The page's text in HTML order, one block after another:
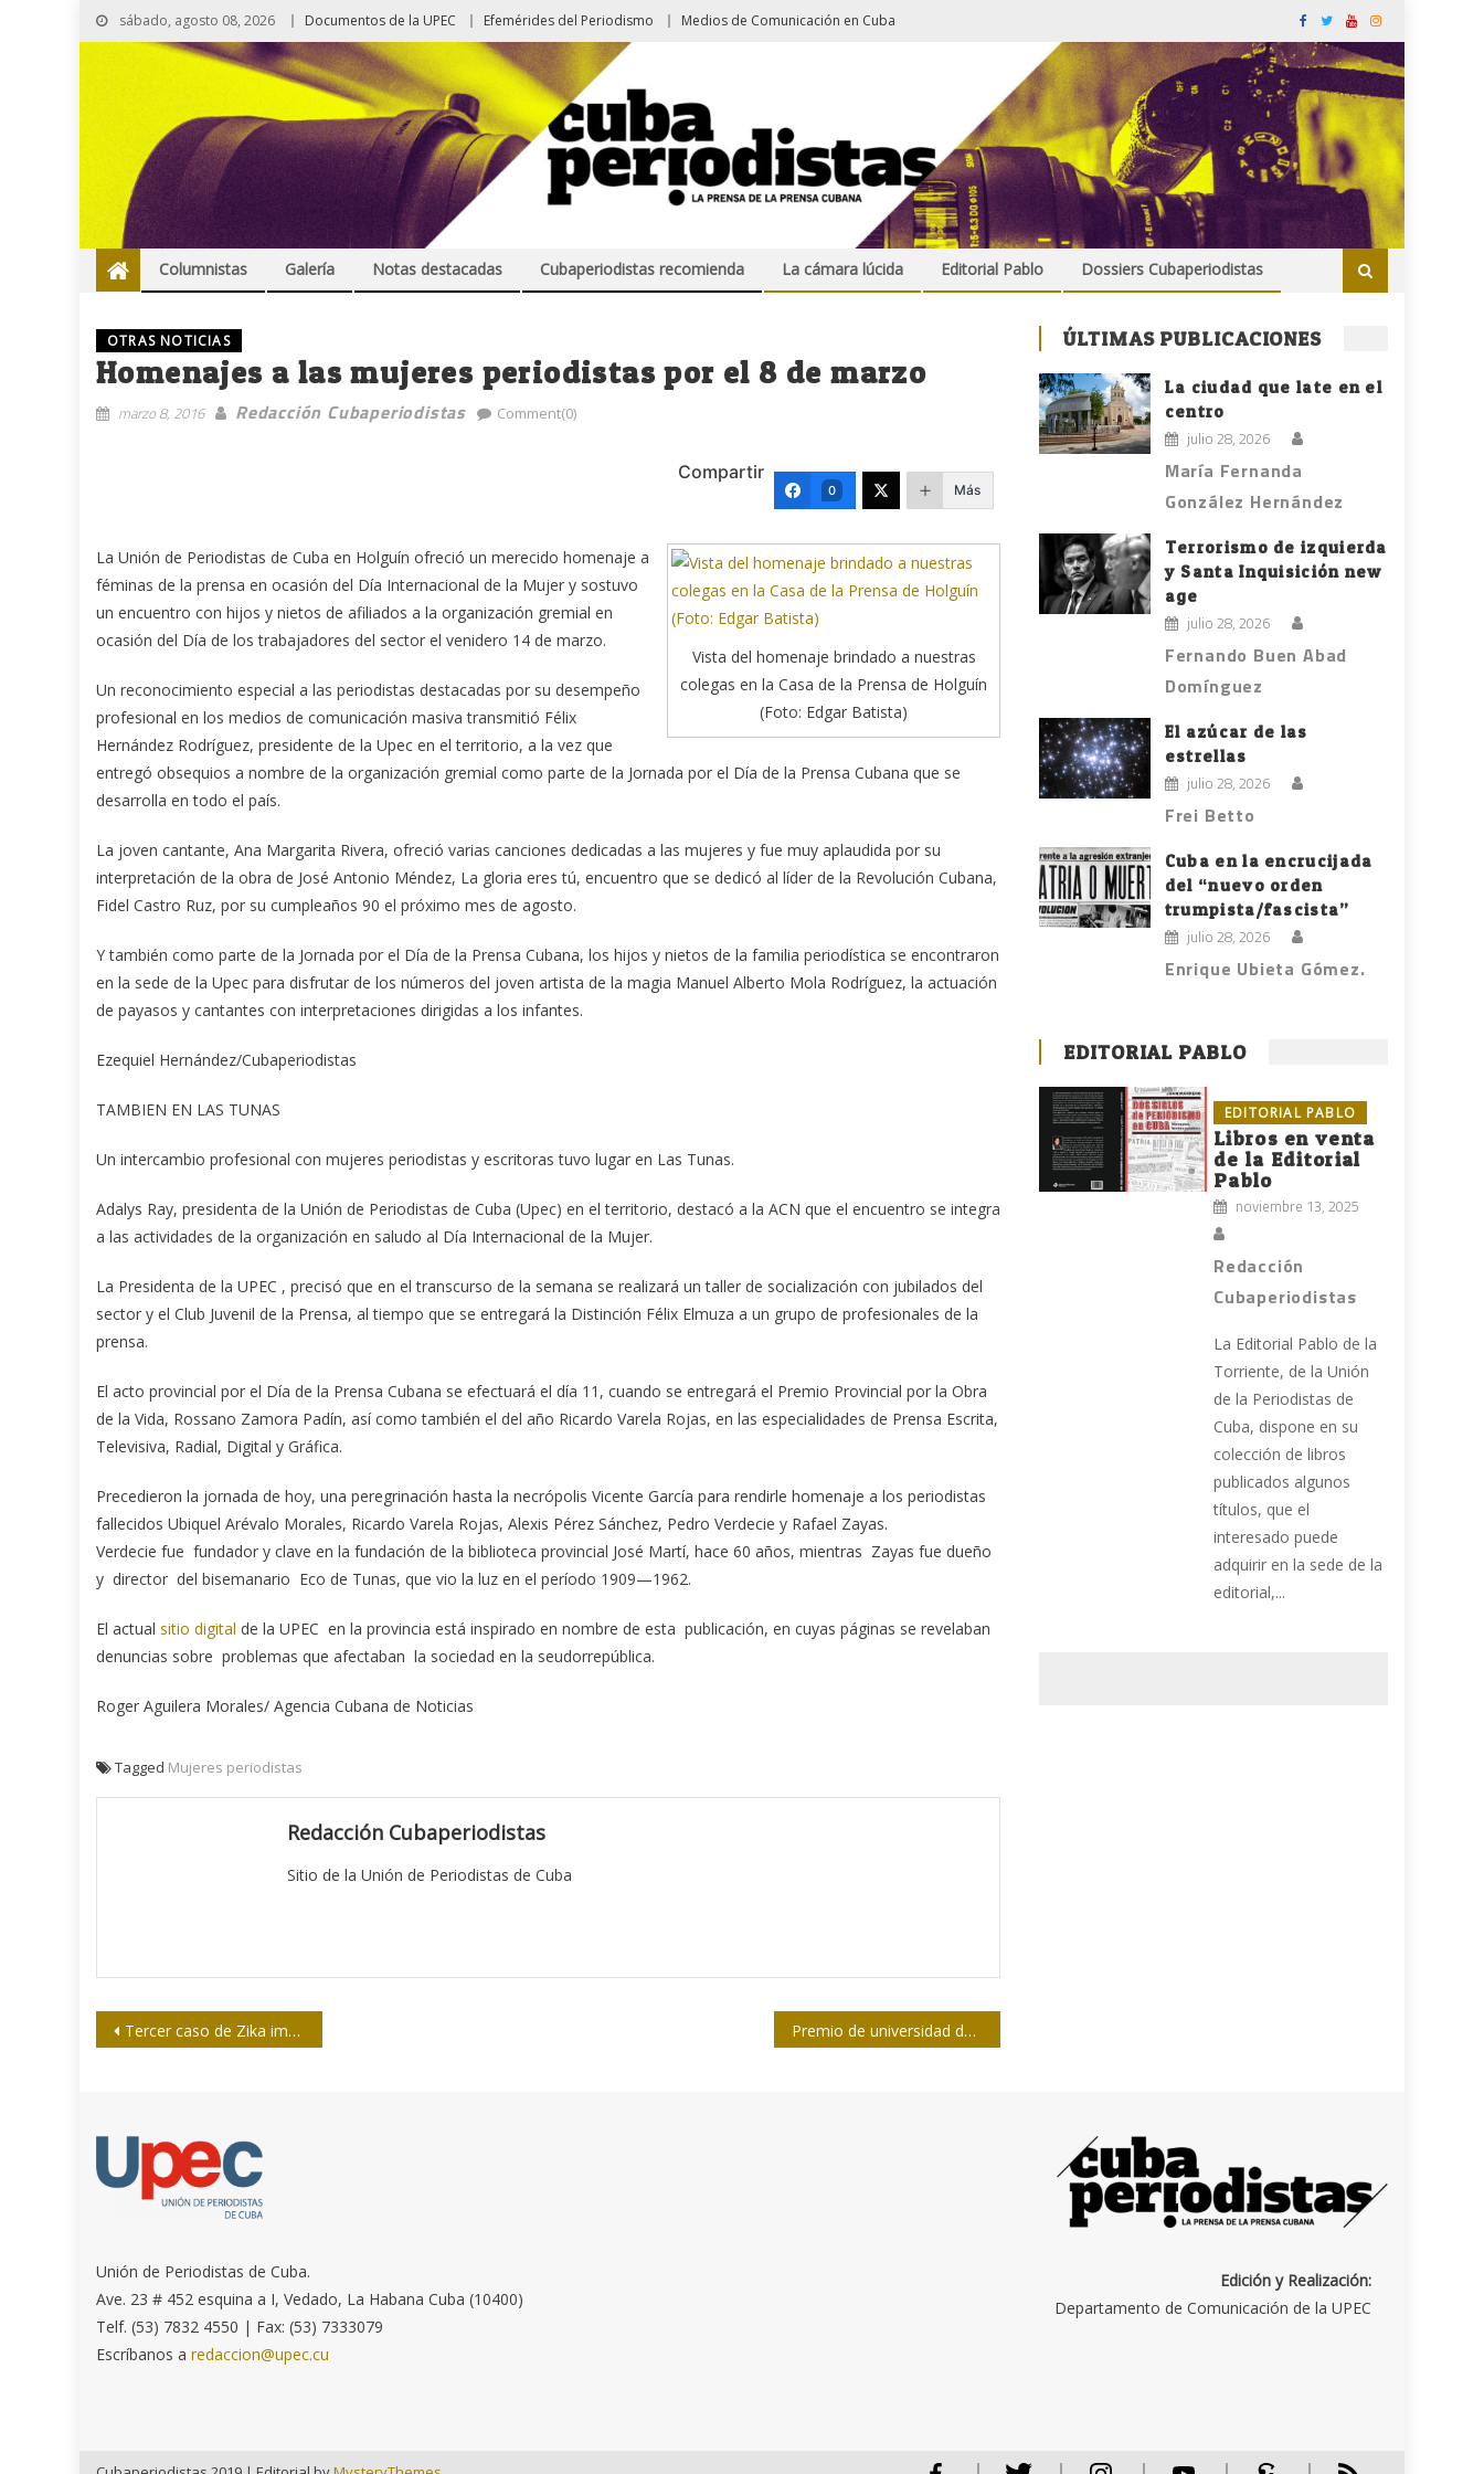
sábado, agosto 08, 2026 Documentos de la UPEC Efemérides del Periodismo Medios de Comunicación en Cuba
Columnistas Galería Notas destacadas Cubaperiodistas recomienda La cámara lúcida Editorial Pablo Dossiers Cubaperiodistas
OTRAS NOTICIAS
Homenajes a las mujeres periodistas por el 8 de marzo
marzo 8, 2016 Redacción Cubaperiodistas Comment(0)
Compartir
0 Más
Vista del homenaje brindado a nuestras
colegas en la Casa de la Prensa de Holguín
(Foto: Edgar Batista)
La Unión de Periodistas de Cuba en Holguín ofreció un merecido homenaje a
féminas de la prensa en ocasión del Día Internacional de la Mujer y sostuvo
un encuentro con hijos y nietos de afiliados a la organización gremial en
ocasión del Día de los trabajadores del sector el venidero 14 de marzo.
Un reconocimiento especial a las periodistas destacadas por su desempeño
profesional en los medios de comunicación masiva transmitió Félix
Hernández Rodríguez, presidente de la Upec en el territorio, a la vez que
entregó obsequios a nombre de la organización gremial como parte de la Jornada por el Día de la Prensa Cubana que se
desarrolla en todo el país.
La joven cantante, Ana Margarita Rivera, ofreció varias canciones dedicadas a las mujeres y fue muy aplaudida por su
interpretación de la obra de José Antonio Méndez, La gloria eres tú, encuentro que se dedicó al líder de la Revolución Cubana,
Fidel Castro Ruz, por su cumpleaños 90 el próximo mes de agosto.
Y también como parte de la Jornada por el Día de la Prensa Cubana, los hijos y nietos de la familia periodística se encontraron
en la sede de la Upec para disfrutar de los números del joven artista de la magia Manuel Alberto Mola Rodríguez, la actuación
de payasos y cantantes con interpretaciones dirigidas a los infantes.
Ezequiel Hernández/Cubaperiodistas
TAMBIEN EN LAS TUNAS
Un intercambio profesional con mujeres periodistas y escritoras tuvo lugar en Las Tunas.
Adalys Ray, presidenta de la Unión de Periodistas de Cuba (Upec) en el territorio, destacó a la ACN que el encuentro se integra
a las actividades de la organización en saludo al Día Internacional de la Mujer.
La Presidenta de la UPEC , precisó que en el transcurso de la semana se realizará un taller de socialización con jubilados del
sector y el Club Juvenil de la Prensa, al tiempo que se entregará la Distinción Félix Elmuza a un grupo de profesionales de la
prensa.
El acto provincial por el Día de la Prensa Cubana se efectuará el día 11, cuando se entregará el Premio Provincial por la Obra
de la Vida, Rossano Zamora Padín, así como también el del año Ricardo Varela Rojas, en las especialidades de Prensa Escrita,
Televisiva, Radial, Digital y Gráfica.
Precedieron la jornada de hoy, una peregrinación hasta la necrópolis Vicente García para rendirle homenaje a los periodistas
fallecidos Ubiquel Arévalo Morales, Ricardo Varela Rojas, Alexis Pérez Sánchez, Pedro Verdecie y Rafael Zayas.
Verdecie fue fundador y clave en la fundación de la biblioteca provincial José Martí, hace 60 años, mientras Zayas fue dueño
y director del bisemanario Eco de Tunas, que vio la luz en el período 1909—1962.
El actual sitio digital de la UPEC en la provincia está inspirado en nombre de esta publicación, en cuyas páginas se revelaban
denuncias sobre problemas que afectaban la sociedad en la seudorrepública.
Roger Aguilera Morales/ Agencia Cubana de Noticias
Tagged Mujeres periodistas
Redacción Cubaperiodistas
Sitio de la Unión de Periodistas de Cuba
Navegación
Tercer caso de Zika importado en Cuba Premio de universidad de EE.UU para Leal
ÚLTIMAS PUBLICACIONES
La ciudad que late en el
centro
julio 28, 2026
María Fernanda
González Hernández
Terrorismo de izquierda
y Santa Inquisición new
age
julio 28, 2026
Fernando Buen Abad
Domínguez
El azúcar de las
estrellas
julio 28, 2026
Frei Betto
Cuba en la encrucijada
del “nuevo orden
trumpista/fascista”
julio 28, 2026
Enrique Ubieta Gómez.
EDITORIAL PABLO
EDITORIAL PABLO
Libros en venta
de la Editorial
Pablo
noviembre 13, 2025
Redacción
Cubaperiodistas
La Editorial Pablo de la
Torriente, de la Unión
de la Periodistas de
Cuba, dispone en su
colección de libros
publicados algunos
títulos, que el
interesado puede
adquirir en la sede de la
editorial,...
Unión de Periodistas de Cuba.
Ave. 23 # 452 esquina a I, Vedado, La Habana Cuba (10400)
Telf. (53) 7832 4550 | Fax: (53) 7333079
Escríbanos aredaccion@upec.cu
Edición y Realización:
Departamento de Comunicación de la UPEC